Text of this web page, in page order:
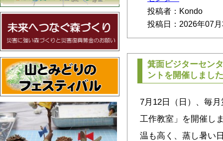
投稿者：Kondo
投稿日：2026年07
箕面ビジターセン
ントを開催しまし
7月12日（日）、毎
工作教室」を開催し
温も高く、蒸し暑い